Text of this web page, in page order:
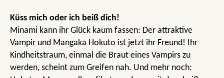
Küss mich oder ich beiß dich!
Minami kann ihr Glück kaum fassen: Der attraktive
Vampir und Mangaka Hokuto ist jetzt ihr Freund! Ihr
Kindheitstraum, einmal die Braut eines Vampirs zu
werden, scheint zum Greifen nah. Und mehr noch: